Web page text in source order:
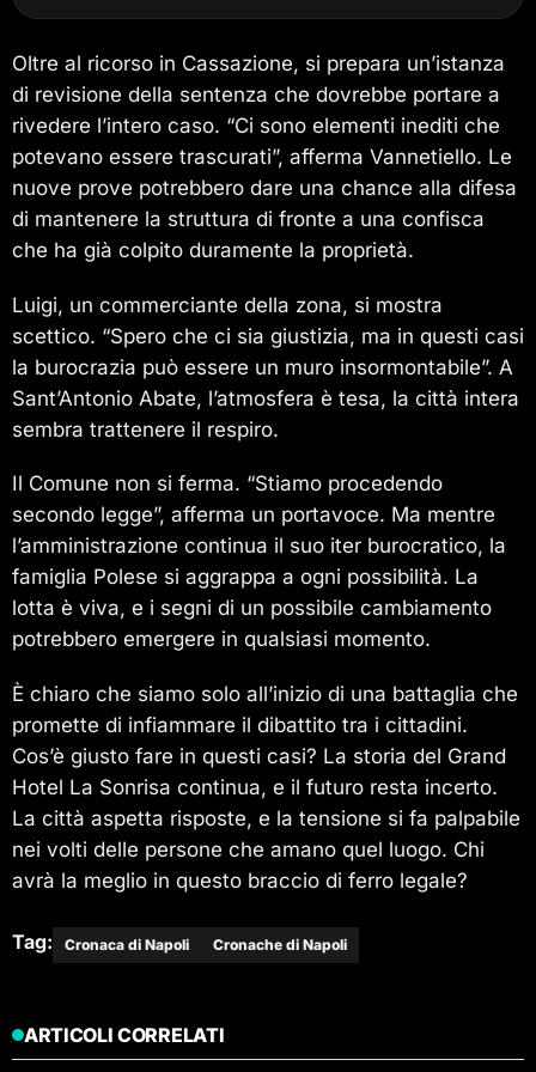
Oltre al ricorso in Cassazione, si prepara un’istanza
di revisione della sentenza che dovrebbe portare a
rivedere l’intero caso. “Ci sono elementi inediti che
potevano essere trascurati”, afferma Vannetiello. Le
nuove prove potrebbero dare una chance alla difesa
di mantenere la struttura di fronte a una confisca
che ha già colpito duramente la proprietà.
Luigi, un commerciante della zona, si mostra
scettico. “Spero che ci sia giustizia, ma in questi casi
la burocrazia può essere un muro insormontabile”. A
Sant’Antonio Abate, l’atmosfera è tesa, la città intera
sembra trattenere il respiro.
Il Comune non si ferma. “Stiamo procedendo
secondo legge”, afferma un portavoce. Ma mentre
l’amministrazione continua il suo iter burocratico, la
famiglia Polese si aggrappa a ogni possibilità. La
lotta è viva, e i segni di un possibile cambiamento
potrebbero emergere in qualsiasi momento.
È chiaro che siamo solo all’inizio di una battaglia che
promette di infiammare il dibattito tra i cittadini.
Cos’è giusto fare in questi casi? La storia del Grand
Hotel La Sonrisa continua, e il futuro resta incerto.
La città aspetta risposte, e la tensione si fa palpabile
nei volti delle persone che amano quel luogo. Chi
avrà la meglio in questo braccio di ferro legale?
Tag: Cronaca di Napoli Cronache di Napoli
ARTICOLI CORRELATI